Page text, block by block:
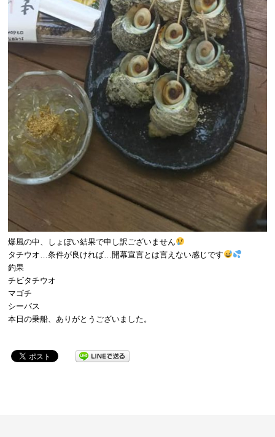
爆風の中、しょぼい結果で申し訳ございません
タチウオ…条件が良ければ…開幕宣言とは言えない感じです
釣果
チビタチウオ
マゴチ
シーバス
本日の乗船、ありがとうございました。